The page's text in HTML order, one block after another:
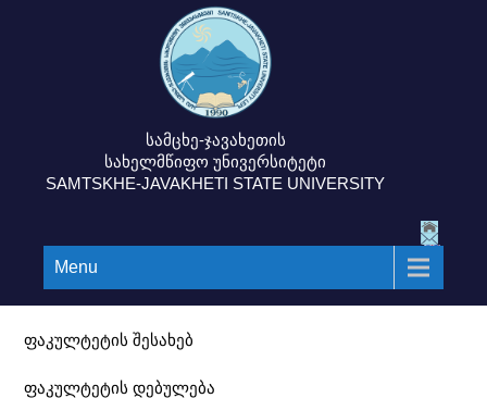
სამცხე-ჯავახეთის
სახელმწიფო უნივერსიტეტი
SAMTSKHE-JAVAKHETI STATE UNIVERSITY
Menu
ფაკულტეტის შესახებ
ფაკულტეტის დებულება